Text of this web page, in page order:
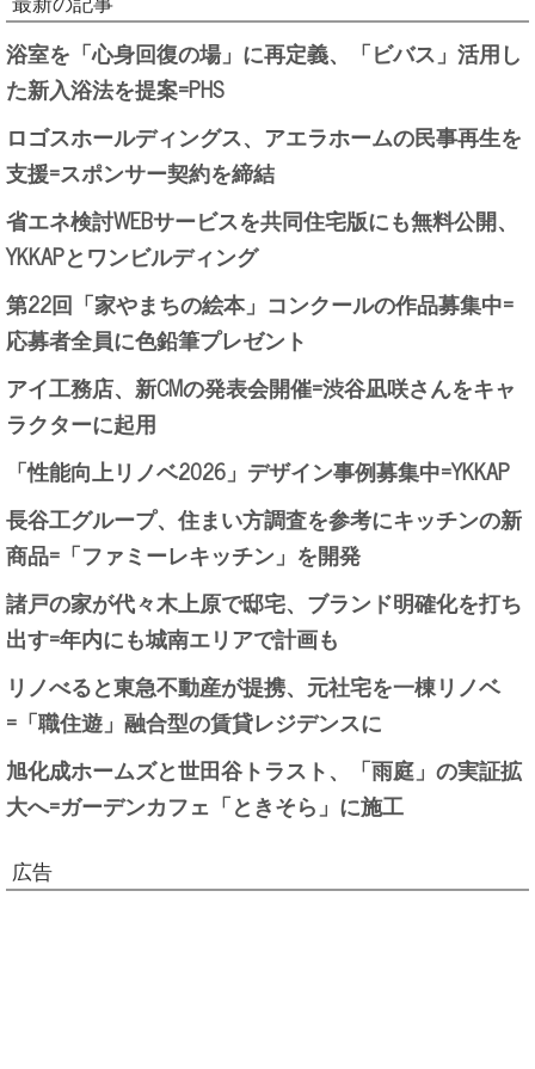
浴室を「心身回復の場」に再定義、「ビバス」活用し
た新入浴法を提案=PHS
ロゴスホールディングス、アエラホームの民事再生を
支援=スポンサー契約を締結
省エネ検討WEBサービスを共同住宅版にも無料公開、
YKKAPとワンビルディング
第22回「家やまちの絵本」コンクールの作品募集中=
応募者全員に色鉛筆プレゼント
アイ工務店、新CMの発表会開催=渋谷凪咲さんをキャ
ラクターに起用
「性能向上リノベ2026」デザイン事例募集中=YKKAP
長谷工グループ、住まい方調査を参考にキッチンの新
商品=「ファミーレキッチン」を開発
諸戸の家が代々木上原で邸宅、ブランド明確化を打ち
出す=年内にも城南エリアで計画も
リノべると東急不動産が提携、元社宅を一棟リノベ
=「職住遊」融合型の賃貸レジデンスに
旭化成ホームズと世田谷トラスト、「雨庭」の実証拡
大へ=ガーデンカフェ「ときそら」に施工
広告